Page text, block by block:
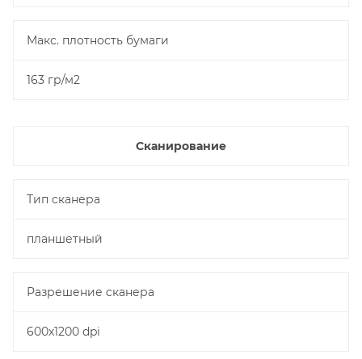
Макс. плотность бумаги
163 гр/м2
Сканирование
Тип сканера
планшетный
Разрешение cканера
600х1200 dpi